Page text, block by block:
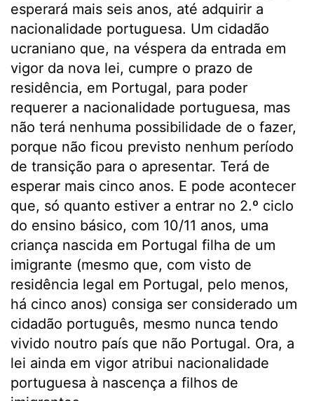
esperará mais seis anos, até adquirir a
nacionalidade portuguesa. Um cidadão
ucraniano que, na véspera da entrada em
vigor da nova lei, cumpre o prazo de
residência, em Portugal, para poder
requerer a nacionalidade portuguesa, mas
não terá nenhuma possibilidade de o fazer,
porque não ficou previsto nenhum período
de transição para o apresentar. Terá de
esperar mais cinco anos. E pode acontecer
que, só quanto estiver a entrar no 2.º ciclo
do ensino básico, com 10/11 anos, uma
criança nascida em Portugal filha de um
imigrante (mesmo que, com visto de
residência legal em Portugal, pelo menos,
há cinco anos) consiga ser considerado um
cidadão português, mesmo nunca tendo
vivido noutro país que não Portugal. Ora, a
lei ainda em vigor atribui nacionalidade
portuguesa à nascença a filhos de